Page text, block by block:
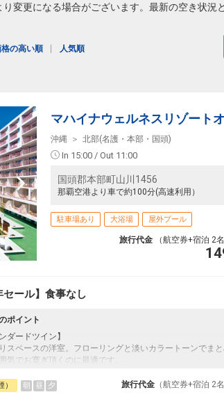
変更になる場合がございます。最新の空き状況
の高い順 人気順
マハイナウェルネスリゾート
沖縄 北部(名護・本部・国頭)
In 15:00 / Out 11:00
国頭郡本部町山川1456
那覇空港より車で約100分(高速利用）
駐車場あり 大浴場 屋外プール
旅行代金 （航空券+宿泊 2
セール】食事なし
ポイント
ダードツイン】
スペースの洋室。フローリングと淡いカラートーンでま
気でお寛ぎ頂くのに最適です。
特典☆
朝 昼 夕 旅行代金 （航空券+宿泊 2